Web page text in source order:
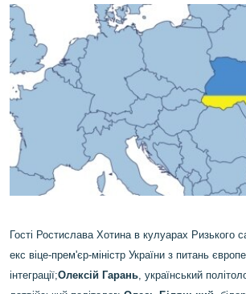
УКРАЇНА
СВІТ
ТИ ЯК?
СХЕМИ
КИТАЙ.ВИКЛИКИ
МУЛЬТИМЕДІА
ФОТО
СПЕЦПРОЄКТИ
ПОДКАСТИ
КРИМ РЕАЛІЇ
РУС
УКР
Гості Ростислава Хотина в кулуарах Ризького
екс віце-прем'єр-міністр України з питань
інтеграції;Олексій Гарань, український